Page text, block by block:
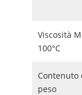
Viscosità
100°C
Contenuto
peso